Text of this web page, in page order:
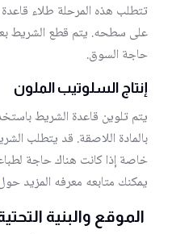
تتطلب هذه المرحلة طلاء
على سطحه. يتم قطع الشريط
حاجة السوق.
إنتاج السلوتيب الملون
يتم تلوين قاعدة الشريط
بالمادة اللاصقة. قد يتطلب
خاصة إذا كانت هناك حاجة
يمكنك متابعه معرفه المزيد
الموقع والبنية